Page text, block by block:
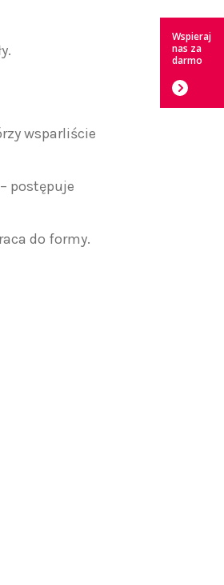
wsparliście
postępuje
do formy.
Wspieraj
nas za
darmo